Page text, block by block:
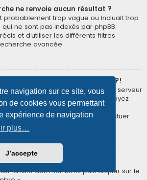
navigation sur ce site, vous
de cookies vous permettant
expérience de navigation
plus…
J’accepte
ne renvoie aucun résultat ?
probablement trop vague ou incluait trop
ne sont pas indexés par phpBB.
et d’utiliser les différents filtres
avancée.
renvoie à une page blanche ?!
trop de résultats pour que le serveur
la recherche avancée et essayez
les termes employés et dans la
dans lesquels vous souhaitez effectuer
des membres ?
la liste des membres puis cliquer sur le